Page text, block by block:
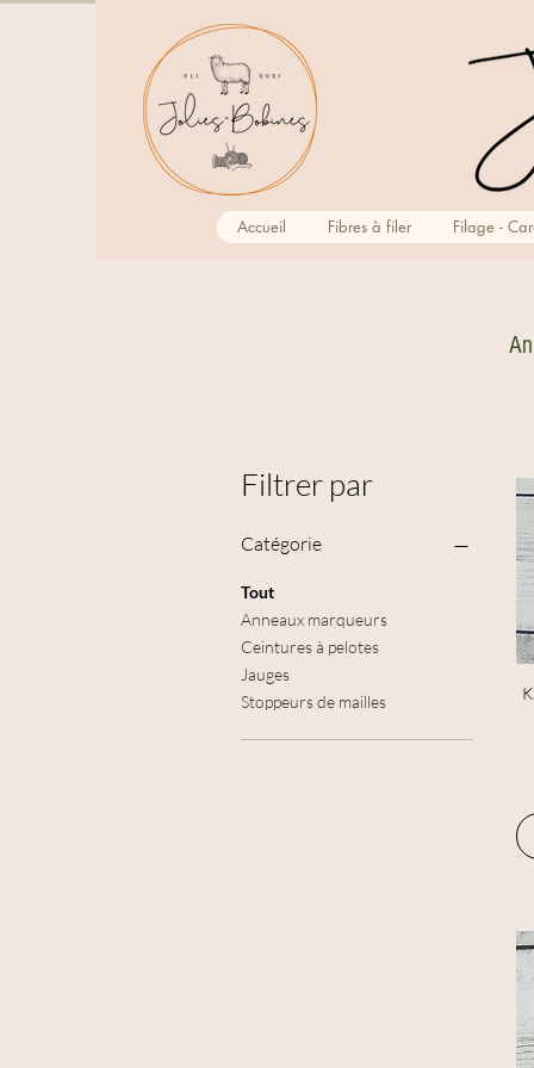
Accueil Fibres à filer Filage -
Filtrer par
Catégorie
Tout
Anneaux marqueurs
Ceintures à pelotes
Jauges
Stoppeurs de mailles